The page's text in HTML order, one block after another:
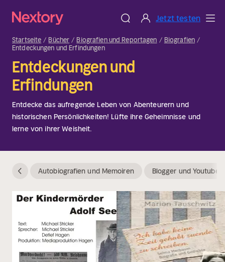
Jetzt testen
Startseite Bücher Biografien und Reportagen
Biografien
Entdeckungen und Erfindungen
Entdeckungen und
Erfindungen
Entdecke das aufregende Leben von Abenteurern und
historischen Persönlichkeiten! Lüfte ihre Geheimnisse und
lerne von ihrer Weisheit.
Autobiografien und Memoiren Blogger und Youtuber